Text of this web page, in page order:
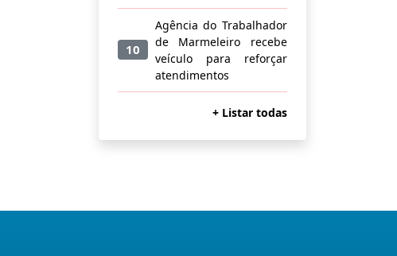
10
Agência do Trabalhador
de Marmeleiro recebe
veículo para reforçar
atendimentos
+ Listar todas